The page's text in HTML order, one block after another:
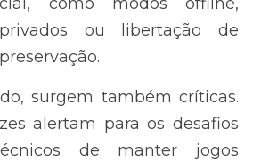
ou libertação de
surgem também críticas.
alertam para os desafios
de manter jogos